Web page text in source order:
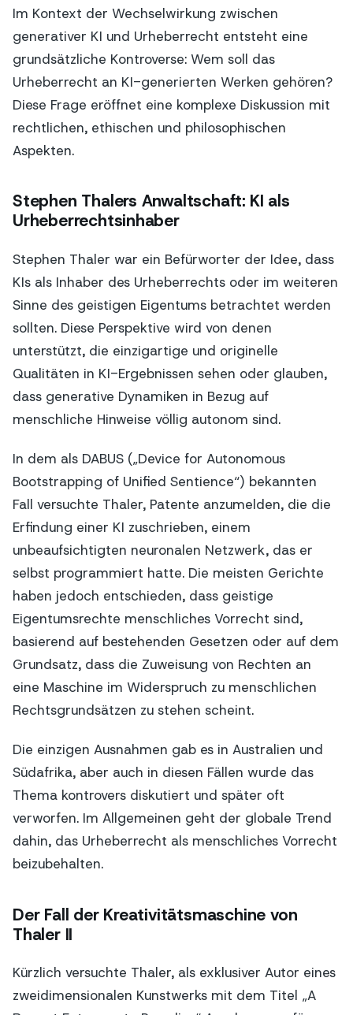
Im Kontext der Wechselwirkung zwischen
generativer KI und Urheberrecht entsteht eine
grundsätzliche Kontroverse: Wem soll das
Urheberrecht an KI-generierten Werken gehören?
Diese Frage eröffnet eine komplexe Diskussion mit
rechtlichen, ethischen und philosophischen
Aspekten.
Stephen Thalers Anwaltschaft: KI als
Urheberrechtsinhaber
Stephen Thaler war ein Befürworter der Idee, dass
KIs als Inhaber des Urheberrechts oder im weiteren
Sinne des geistigen Eigentums betrachtet werden
sollten. Diese Perspektive wird von denen
unterstützt, die einzigartige und originelle
Qualitäten in KI-Ergebnissen sehen oder glauben,
dass generative Dynamiken in Bezug auf
menschliche Hinweise völlig autonom sind.
In dem als DABUS („Device for Autonomous
Bootstrapping of Unified Sentience“) bekannten
Fall versuchte Thaler, Patente anzumelden, die die
Erfindung einer KI zuschrieben, einem
unbeaufsichtigten neuronalen Netzwerk, das er
selbst programmiert hatte. Die meisten Gerichte
haben jedoch entschieden, dass geistige
Eigentumsrechte menschliches Vorrecht sind,
basierend auf bestehenden Gesetzen oder auf dem
Grundsatz, dass die Zuweisung von Rechten an
eine Maschine im Widerspruch zu menschlichen
Rechtsgrundsätzen zu stehen scheint.
Die einzigen Ausnahmen gab es in Australien und
Südafrika, aber auch in diesen Fällen wurde das
Thema kontrovers diskutiert und später oft
verworfen. Im Allgemeinen geht der globale Trend
dahin, das Urheberrecht als menschliches Vorrecht
beizubehalten.
Der Fall der Kreativitätsmaschine von
Thaler II
Kürzlich versuchte Thaler, als exklusiver Autor eines
zweidimensionalen Kunstwerks mit dem Titel „A